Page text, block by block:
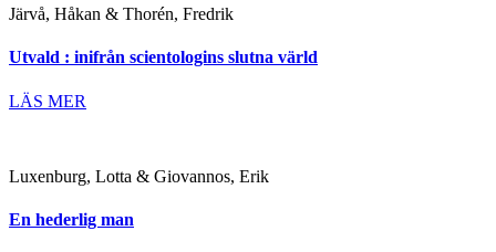
Järvå, Håkan & Thorén, Fredrik
Utvald : inifrån scientologins slutna värld
LÄS MER
Luxenburg, Lotta & Giovannos, Erik
En hederlig man